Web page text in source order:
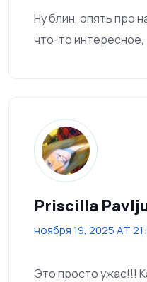
Ну блин, опять про
что-то интересное,
Priscilla
ноября 19, 2025 AT
Это просто ужас!!!